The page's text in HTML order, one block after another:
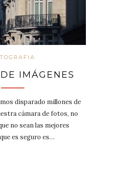
IMÁGENES
disparado millones de
cámara de fotos, no
no sean las mejores
es seguro es…